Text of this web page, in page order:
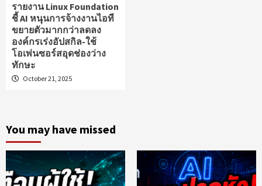
รายงาน Linux Foundation
ชี้ AI หนุนการจ้างงานไอที
ขยายตัวมากกว่าลดลง
องค์กรเร่งอัปสกิล-ใช้
โอเพ่นซอร์สอุดช่องว่าง
ทักษะ
October 21, 2025
You may have missed